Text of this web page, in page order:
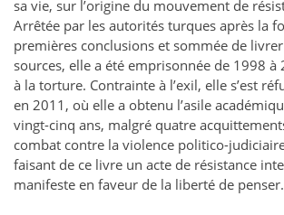
sa vie, sur l’origine du mouvement de
Arrêtée par les autorités turques après la
premières conclusions et sommée de livrer
sources, elle a été emprisonnée de 1998 à
à la torture. Contrainte à l’exil, elle s’est
en 2011, où elle a obtenu l’asile
vingt-cinq ans, malgré quatre
combat contre la violence politico-
faisant de ce livre un acte de résistance
manifeste en faveur de la liberté de penser.